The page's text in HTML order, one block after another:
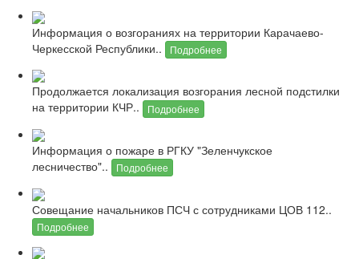
Информация о возгораниях на территории Карачаево-
Черкесской Республики..
Подробнее
Продолжается локализация возгорания лесной подстилки
на территории КЧР..
Подробнее
Информация о пожаре в РГКУ "Зеленчукское
лесничество"..
Подробнее
Совещание начальников ПСЧ с сотрудниками ЦОВ 112..
Подробнее